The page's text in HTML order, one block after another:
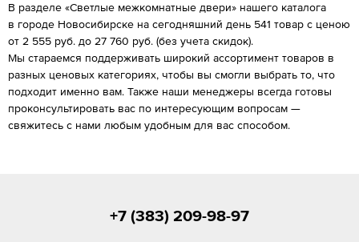
В разделе «Светлые межкомнатные двери» нашего каталога
в городе Новосибирске на сегодняшний день 541 товар с ценою
от 2 555 руб. до 27 760 руб. (без учета скидок).
Мы стараемся поддерживать широкий ассортимент товаров в
разных ценовых категориях, чтобы вы смогли выбрать то, что
подходит именно вам. Также наши менеджеры всегда готовы
проконсультировать вас по интересующим вопросам —
свяжитесь с нами любым удобным для вас способом.
+7 (383) 209-98-97